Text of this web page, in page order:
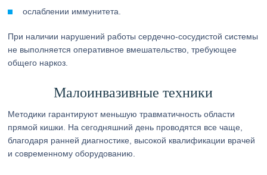
ослаблении иммунитета.
При наличии нарушений работы сердечно-сосудистой системы
не выполняется оперативное вмешательство, требующее
общего наркоз.
Малоинвазивные техники
Методики гарантируют меньшую травматичность области
прямой кишки. На сегодняшний день проводятся все чаще,
благодаря ранней диагностике, высокой квалификации врачей
и современному оборудованию.